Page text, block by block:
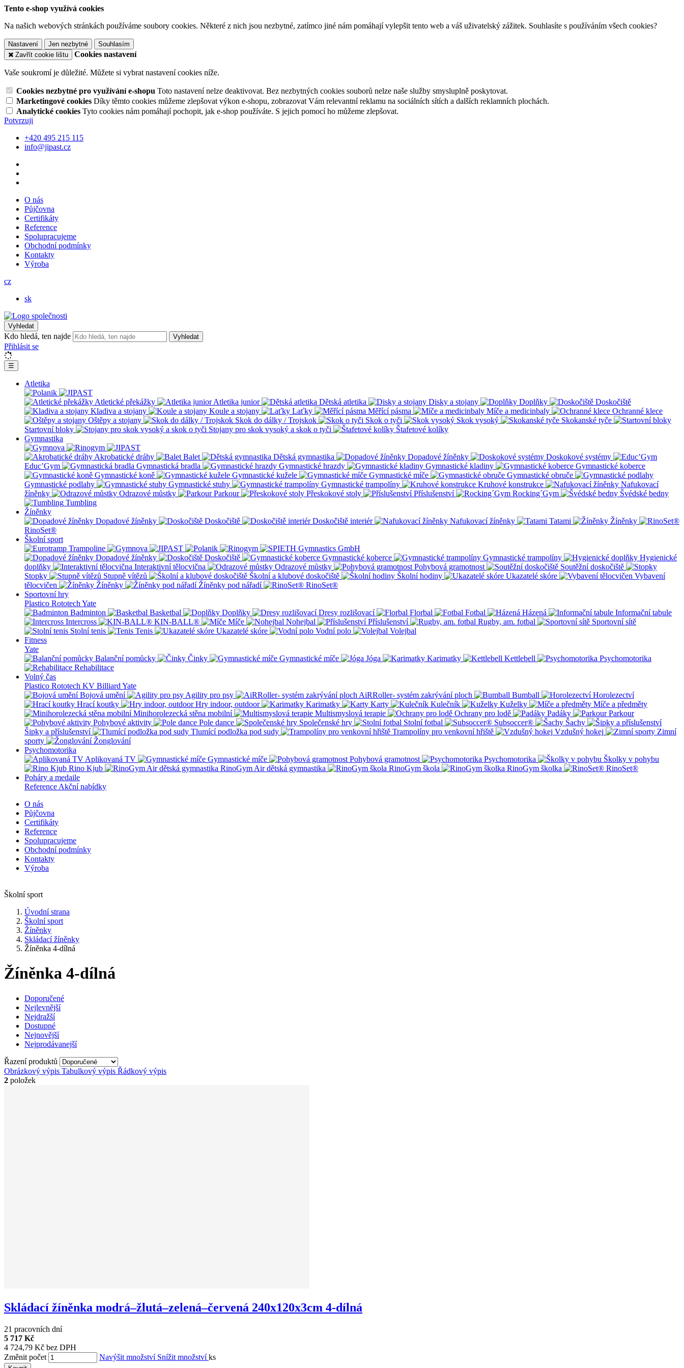
Tento e-shop využívá cookies
Na našich webových stránkách používáme soubory cookies. Některé z nich jsou nezbytné, zatímco jiné nám pomáhají vylepšit tento web a váš uživatelský zážitek. Souhlasíte s používáním všech cookies?
Nastavení Jen nezbytné
Souhlasím
Zavřít cookie lištu
Cookies nastavení
Vaše soukromí je důležité. Můžete si vybrat nastavení cookies níže.
Cookies nezbytné pro využívání e-shopu Toto nastavení nelze deaktivovat. Bez nezbytných cookies souborů nelze naše služby smysluplně poskytovat.
Marketingové cookies Díky těmto cookies můžeme zlepšovat výkon e-shopu, zobrazovat Vám relevantní reklamu na sociálních sítích a dalších reklamních plochách.
Analytické cookies Tyto cookies nám pomáhají pochopit, jak e-shop používáte. S jejich pomocí ho můžeme zlepšovat.
Potvrzuji
+420 495 215 115
info@jipast.cz
O nás
Půjčovna
Certifikáty
Reference
Spolupracujeme
Obchodní podmínky
Kontakty
Výroba
cz
sk
Vyhledat
Kdo hledá, ten najde Vyhledat
Přihlásit se
☰
Atletika
Atletické překážky Atletika junior Dětská atletika Disky a stojany Doplňky
Doskočiště
Kladiva a stojany
Koule a stojany Laťky Měřící pásma Míče a medicinbaly
Ochranné klece
Oštěpy a stojany
Skok do dálky / Trojskok Skok o tyči Skok vysoký
Skokanské tyče
Startovní bloky
Stojany pro skok vysoký a skok o tyči
Štafetové kolíky
Gymnastika
Akrobatické dráhy Balet Dětská gymnastika Dopadové žíněnky
Doskokové systémy
Educ’Gym
Gymnastická bradla Gymnastické hrazdy Gymnastické kladiny
Gymnastické koberce
Gymnastické koně
Gymnastické kužele Gymnastické míče
Gymnastické obruče
Gymnastické podlahy
Gymnastické stuhy Gymnastické trampolíny Kruhové konstrukce
Nafukovací
žíněnky
Odrazové můstky Parkour Přeskokové stoly Příslušenství Rocking´Gym
Švédské bedny
Tumbling
Žíněnky
Dopadové žíněnky
Doskočiště Doskočiště interiér Nafukovací žíněnky Tatami
Žíněnky
RinoSet®
Školní sport
Dopadové žíněnky Doskočiště Gymnastické koberce Gymnastické trampolíny
Hygienické
doplňky
Interaktivní tělocvična Odrazové můstky Pohybová gramotnost
Soutěžní doskočiště
Stopky
Stupně vítězů Školní a klubové doskočiště Školní hodiny Ukazatelé skóre
Vybavení
tělocvičen
Žíněnky Žíněnky pod nářadí
RinoSet®
Sportovní hry
Plastico Rototech Yate
Badminton
Basketbal Doplňky Dresy rozlišovací Florbal Fotbal Házená
Informační tabule
Intercross
KIN-BALL® Míče Nohejbal Příslušenství Rugby, am. fotbal
Sportovní sítě
Stolní tenis
Tenis Ukazatelé skóre Vodní polo
Volejbal
Fitness
Yate
Balanční pomůcky
Činky Gymnastické míče Jóga Karimatky Kettlebell
Psychomotorika
Rehabilitace
Volný čas
Plastico Rototech KV Billiard Yate
Bojová umění
Agility pro psy AiRRoller- systém zakrývání ploch Bumball
Horolezectví
Hrací koutky
Hry indoor, outdoor Karimatky Karty Kulečník Kuželky
Míče a předměty
Minihorolezecká stěna mobilní
Multismyslová terapie Ochrany pro lodě Padáky
Parkour
Pohybové aktivity
Pole dance Společenské hry Stolní fotbal Subsoccer®
Šachy
Šipky a příslušenství
Tlumící podložka pod sudy Trampolíny pro venkovní hřiště Vzdušný hokej
Zimní
sporty
Žonglování
Psychomotorika
Aplikovaná TV
Gymnastické míče Pohybová gramotnost Psychomotorika
Školky v pohybu
Rino Kjub
RinoGym Air dětská gymnastika RinoGym škola RinoGym školka
RinoSet®
Poháry a medaile
Reference Akční nabídky
O nás
Půjčovna
Certifikáty
Reference
Spolupracujeme
Obchodní podmínky
Kontakty
Výroba
Školní sport
Úvodní strana
Školní sport
Žíněnky
Skládací žíněnky
Žíněnka 4-dílná
Žíněnka 4-dílná
Doporučené
Nejlevnější
Nejdražší
Dostupné
Nejnovější
Nejprodávanejší
Řazení produktů
Obrázkový výpis Tabulkový výpis Řádkový výpis
2 položek
Skládací žíněnka modrá–žlutá–zelená–červená 240x120x3cm 4-dílná
21 pracovních dní
5 717 Kč
4 724,79 Kč bez DPH
Změnit počet
Navýšit množství Snížit množstvíks